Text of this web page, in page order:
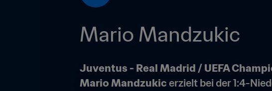
Mario Mandzukic
Juventus - Real Madrid / UEFA
Mario Mandzukic erzielt bei der 1:4-